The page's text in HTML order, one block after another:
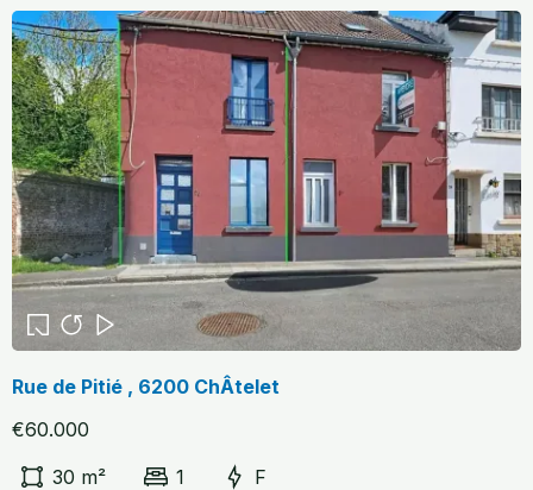
Rue de Pitié , 6200 ChÂtelet
€60.000
30 m²
1
F